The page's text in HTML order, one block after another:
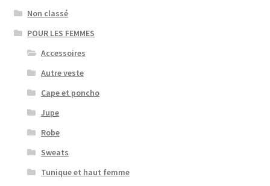
Non classé
POUR LES FEMMES
Accessoires
Autre veste
Cape et poncho
Jupe
Robe
Sweats
Tunique et haut femme